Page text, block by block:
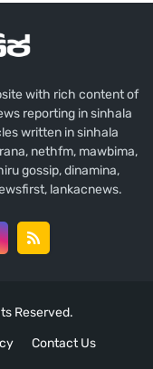
with rich content of
reporting in sinhala
written in sinhala
nethfm, mawbima,
gossip, dinamina,
lankacnews.
Reserved.
Contact Us